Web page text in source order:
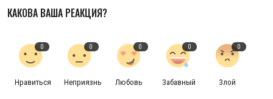
КАКОВА ВАША РЕАКЦИЯ?
0
Нравиться
0
Неприязнь
0
Любовь
0
Забавный
0
Злой